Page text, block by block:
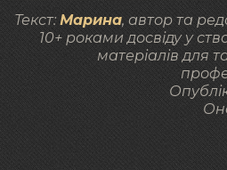
Текст:Марина, автор та
10+ роками досвіду у
матеріалів для